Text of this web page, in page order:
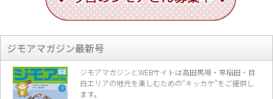
ジモアマガジン最新号
ジモアマガジンとWEBサイトは高田馬場・早稲田・目
白エリアの地元を楽しむための“キッカケ”をご提供し
ます。